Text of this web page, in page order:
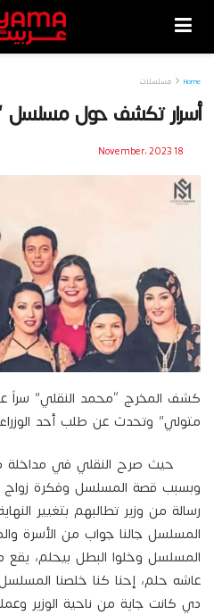
Home مسلسلات
أسرار تكشف حول مسلسل
18 November، 2023
كشف المخرج “محمد النقلي” سراً
متولي” وتحدث عن طلب أحد الوزراء
وبسبب قصة المسلسل وفكرة زواج
رسالة من وزير تطالبهم بتغيير
المسلسل جالنا جواب من الأسرة
المسلسل وخلوا البطل بيحلم،
دي كانت جاية من ناحية الوزير